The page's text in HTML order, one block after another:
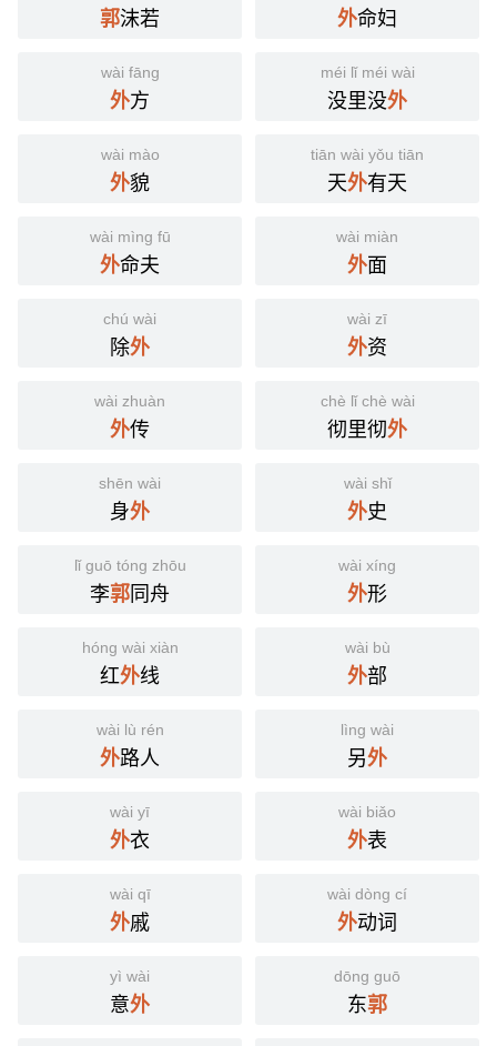
郭沫若 外命妇
wài fāng
外方
méi lǐ méi wài
没里没外
wài mào
外貌
tiān wài yǒu tiān
天外有天
wài mìng fū
外命夫
wài miàn
外面
chú wài
除外
wài zī
外资
wài zhuàn
外传
chè lǐ chè wài
彻里彻外
shēn wài
身外
wài shǐ
外史
lǐ guō tóng zhōu
李郭同舟
wài xíng
外形
hóng wài xiàn
红外线
wài bù
外部
wài lù rén
外路人
lìng wài
另外
wài yī
外衣
wài biǎo
外表
wài qī
外戚
wài dòng cí
外动词
yì wài
意外
dōng guō
东郭